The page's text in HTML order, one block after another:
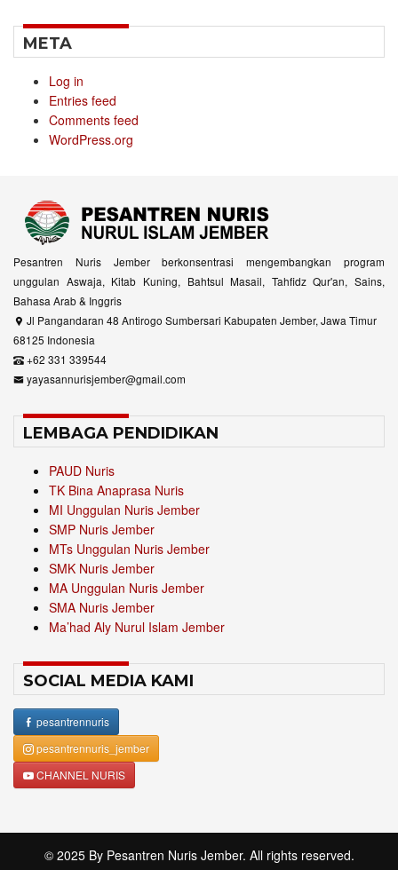
META
Log in
Entries feed
Comments feed
WordPress.org
Pesantren Nuris Jember berkonsentrasi mengembangkan program
unggulan Aswaja, Kitab Kuning, Bahtsul Masail, Tahfidz Qur'an, Sains,
Bahasa Arab & Inggris
Jl Pangandaran 48 Antirogo Sumbersari Kabupaten Jember, Jawa Timur
68125 Indonesia
+62 331 339544
yayasannurisjember@gmail.com
LEMBAGA PENDIDIKAN
PAUD Nuris
TK Bina Anaprasa Nuris
MI Unggulan Nuris Jember
SMP Nuris Jember
MTs Unggulan Nuris Jember
SMK Nuris Jember
MA Unggulan Nuris Jember
SMA Nuris Jember
Ma’had Aly Nurul Islam Jember
SOCIAL MEDIA KAMI
pesantrennuris
pesantrennuris_jember
CHANNEL NURIS
© 2025 By Pesantren Nuris Jember. All rights reserved.